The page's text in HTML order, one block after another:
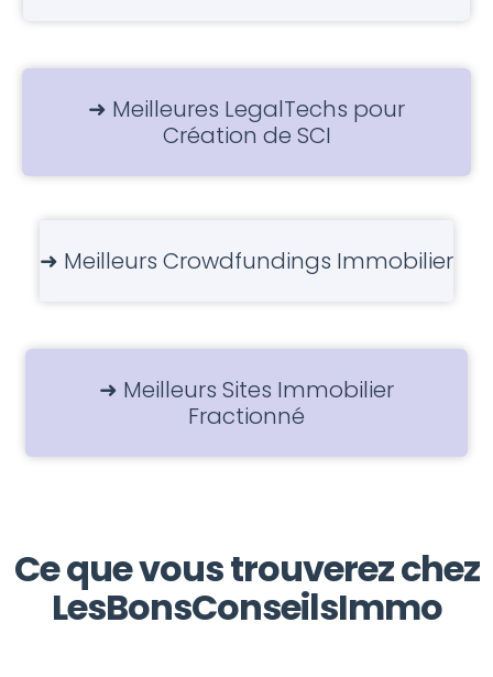
➜ Meilleures LegalTechs pour
Création de SCI
➜ Meilleurs Crowdfundings Immobilier
➜ Meilleurs Sites Immobilier
Fractionné
Ce que vous trouverez chez
LesBonsConseilsImmo